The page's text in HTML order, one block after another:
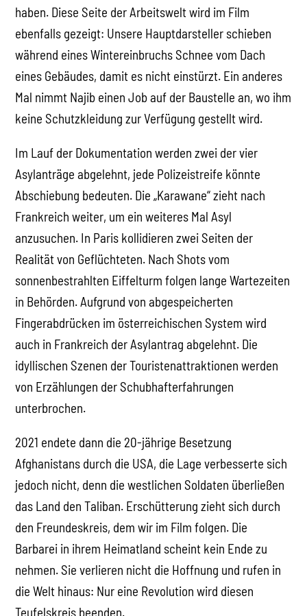
haben. Diese Seite der Arbeitswelt wird im Film
ebenfalls gezeigt: Unsere Hauptdarsteller schieben
während eines Wintereinbruchs Schnee vom Dach
eines Gebäudes, damit es nicht einstürzt. Ein anderes
Mal nimmt Najib einen Job auf der Baustelle an, wo ihm
keine Schutzkleidung zur Verfügung gestellt wird.
Im Lauf der Dokumentation werden zwei der vier
Asylanträge abgelehnt, jede Polizeistreife könnte
Abschiebung bedeuten. Die „Karawane“ zieht nach
Frankreich weiter, um ein weiteres Mal Asyl
anzusuchen. In Paris kollidieren zwei Seiten der
Realität von Geflüchteten. Nach Shots vom
sonnenbestrahlten Eiffelturm folgen lange Wartezeiten
in Behörden. Aufgrund von abgespeicherten
Fingerabdrücken im österreichischen System wird
auch in Frankreich der Asylantrag abgelehnt. Die
idyllischen Szenen der Touristenattraktionen werden
von Erzählungen der Schubhafterfahrungen
unterbrochen.
2021 endete dann die 20-jährige Besetzung
Afghanistans durch die USA, die Lage verbesserte sich
jedoch nicht, denn die westlichen Soldaten überließen
das Land den Taliban. Erschütterung zieht sich durch
den Freundeskreis, dem wir im Film folgen. Die
Barbarei in ihrem Heimatland scheint kein Ende zu
nehmen. Sie verlieren nicht die Hoffnung und rufen in
die Welt hinaus: Nur eine Revolution wird diesen
Teufelskreis beenden.